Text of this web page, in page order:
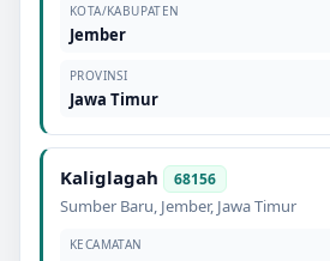
KOTA/KABUPATEN
Jember
PROVINSI
Jawa Timur
Kaliglagah 68156
Sumber Baru, Jember, Jawa Timur
KECAMATAN